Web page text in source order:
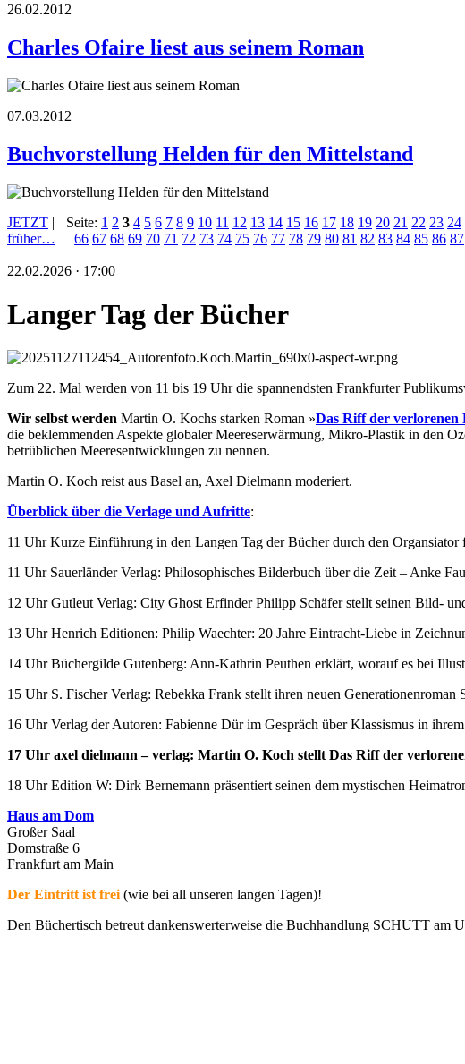
26.02.2012
Charles Ofaire liest aus seinem Roman
07.03.2012
Buchvorstellung Helden für den Mittelstand
JETZT |
früher…
Seite: 1 2 3 4 5 6 7 8 9 10 11 12 13 14 15 16 17 18 19 20 21 22 23 24
66 67 68 69 70 71 72 73 74 75 76 77 78 79 80 81 82 83 84 85 86 87
22.02.2026 · 17:00
Langer Tag der Bücher
Zum 22. Mal werden von 11 bis 19 Uhr die spannendsten Frankfurter
Wir selbst werden Martin O. Kochs starken Roman »Das Riff der verlorenen
die beklemmenden Aspekte globaler Meereserwärmung, Mikro-Plastik in den
betrüblichen Meeresentwicklungen zu nennen.
Martin O. Koch reist aus Basel an, Axel Dielmann moderiert.
Überblick über die Verlage und Aufritte:
11 Uhr Kurze Einführung in den Langen Tag der Bücher durch den
11 Uhr Sauerländer Verlag: Philosophisches Bilderbuch über die Zeit – Anke
12 Uhr Gutleut Verlag: City Ghost Erfinder Philipp Schäfer stellt seinen Bild-
13 Uhr Henrich Editionen: Philip Waechter: 20 Jahre Eintracht-Liebe in
14 Uhr Büchergilde Gutenberg: Ann-Kathrin Peuthen erklärt, worauf es bei
15 Uhr S. Fischer Verlag: Rebekka Frank stellt ihren neuen
16 Uhr Verlag der Autoren: Fabienne Dür im Gespräch über Klassismus in
17 Uhr axel dielmann – verlag: Martin O. Koch stellt Das Riff der
18 Uhr Edition W: Dirk Bernemann präsentiert seinen dem mystischen
Haus am Dom
Großer Saal
Domstraße 6
Frankfurt am Main
Der Eintritt ist frei(wie bei all unseren langen Tagen)!
Den Büchertisch betreut dankenswerterweise die Buchhandlung SCHUTT am